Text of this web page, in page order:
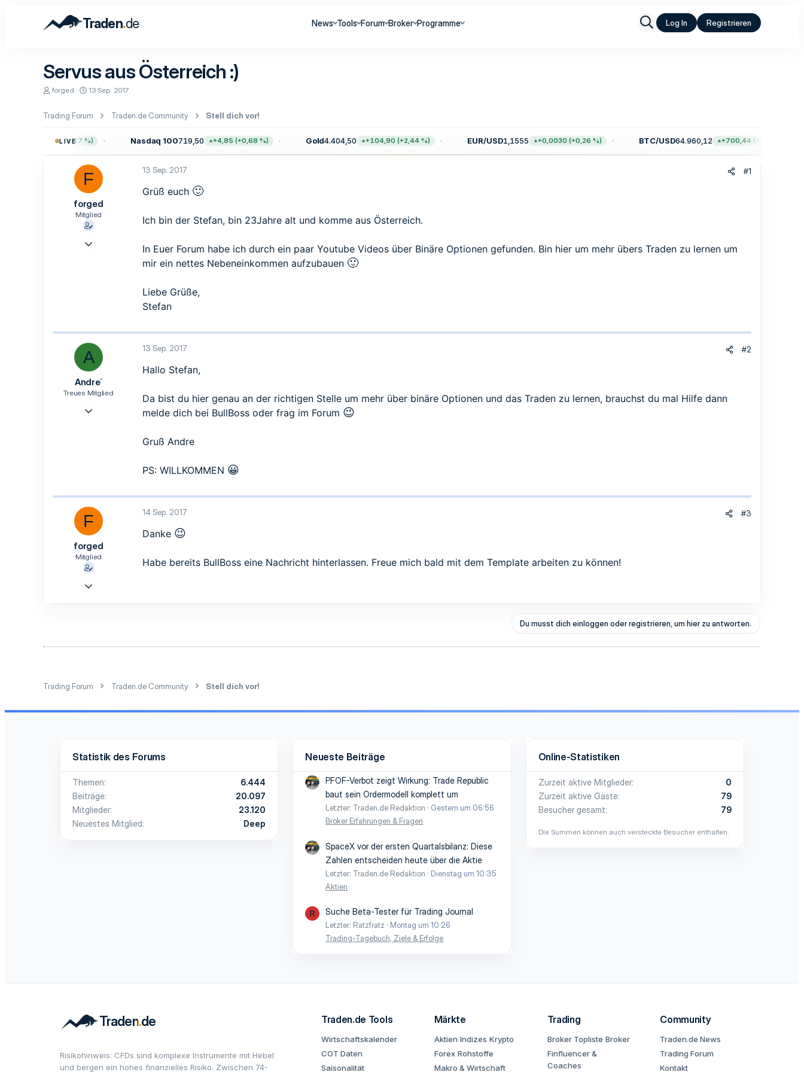
Traden.de News Tools Forum Broker Programme Log In Registrieren
Servus aus Österreich :)
E
t
e
forged
E
t
l
t
a
m
13 Sep. 2017
Trading Forum Traden.de Community Stell dich vor!
LIVE
+35,98 (+0,47 %) Nasdaq 100719,50 +4,85 (+0,68 %) Gold4.404,50 +104,90 (+2,44 %) EUR/USD1,1555 +0,0030 (+0,26 %) BTC/USD64.960,12 +700,44 (+1,09 %)
F
forged
Mitglied
13 Sep. 2017 #1
Grüß euch 🙂
Ich bin der Stefan, bin 23Jahre alt und komme aus Österreich.
In Euer Forum habe ich durch ein paar Youtube Videos über Binäre Optionen gefunden. Bin hier um mehr übers Traden zu lernen um
mir ein nettes Nebeneinkommen aufzubauen 🙂
Liebe Grüße,
Stefan
A
Andre´
Treues Mitglied
13 Sep. 2017 #2
Hallo Stefan,
Da bist du hier genau an der richtigen Stelle um mehr über binäre Optionen und das Traden zu lernen, brauchst du mal Hilfe dann
melde dich bei BullBoss oder frag im Forum 😉
Gruß Andre
PS: WILLKOMMEN 😀
F
forged
Mitglied
14 Sep. 2017 #3
Danke 😉
Habe bereits BullBoss eine Nachricht hinterlassen. Freue mich bald mit dem Template arbeiten zu können!
Du musst dich einloggen oder registrieren, um hier zu antworten.
Trading Forum Traden.de Community Stell dich vor!
Statistik des Forums
Themen
6.444
Beiträge
20.097
Mitglieder
23.120
Neuestes Mitglied
Deep
Neueste Beiträge
PFOF-Verbot zeigt Wirkung: Trade Republic
baut sein Ordermodell komplett um
Letzter: Traden.de Redaktion
Gestern um 06:56
Broker Erfahrungen & Fragen
SpaceX vor der ersten Quartalsbilanz: Diese
Zahlen entscheiden heute über die Aktie
Letzter: Traden.de Redaktion
Dienstag um 10:35
Aktien
R Suche Beta-Tester für Trading Journal
Letzter: Ratzfratz
Montag um 10:26
Trading-Tagebuch, Ziele & Erfolge
Online-Statistiken
Zurzeit aktive Mitglieder
0
Zurzeit aktive Gäste
79
Besucher gesamt
79
Die Summen können auch versteckte Besucher enthalten.
Risikohinweis: CFDs sind komplexe Instrumente mit Hebel
und bergen ein hohes finanzielles Risiko. Zwischen 74-
Traden.de Tools
Wirtschaftskalender
COT Daten
Saisonalität
Märkte
Aktien Indizes Krypto
Forex Rohstoffe
Makro & Wirtschaft
Trading
Broker Topliste Broker
Finfluencer &
Coaches
Community
Traden.de News
Trading Forum
Kontakt